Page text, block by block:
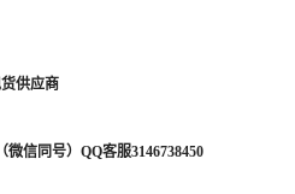
供应商
微信同号）QQ客服3146738450